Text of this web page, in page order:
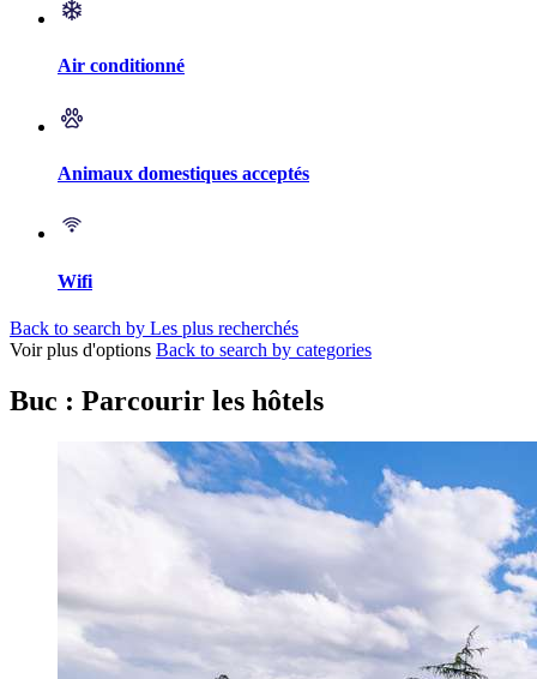
Air conditionné
Animaux domestiques acceptés
Wifi
Back to search by Les plus recherchés
Voir plus d'options Back to search by categories
Buc : Parcourir les hôtels